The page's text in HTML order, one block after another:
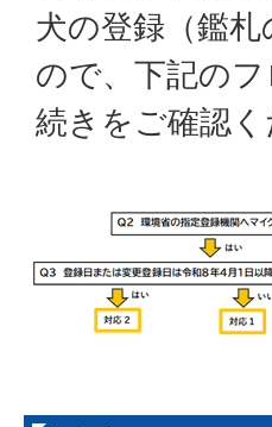
犬の登録（鑑
ので、下記の
続きをご確認く